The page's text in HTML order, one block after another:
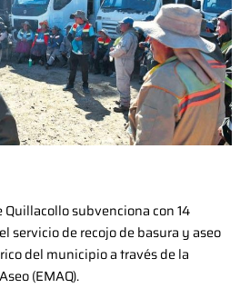
Quillacollo subvenciona con 14
servicio de recojo de basura y aseo
del municipio a través de la
(EMAQ).